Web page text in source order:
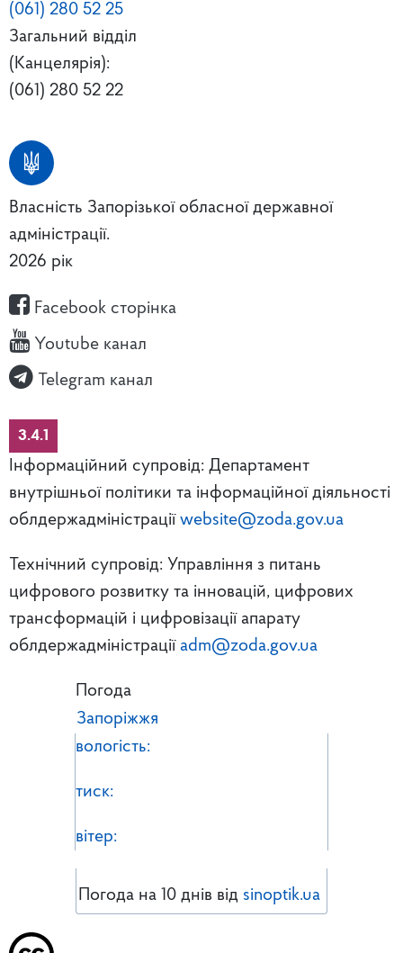
(061) 280 52 25
Загальний відділ
(Канцелярія):
(061) 280 52 22
Власність Запорізької обласної державної
адміністрації.
2026 рік
Facebook сторінка
Youtube канал
Telegram канал
3.4.1
Інформаційний супровід: Департамент
внутрішньої політики та інформаційної діяльності
облдержадміністрації website@zoda.gov.ua
Технічний супровід: Управління з питань
цифрового розвитку та інновацій, цифрових
трансформацій і цифровізації апарату
облдержадміністрації adm@zoda.gov.ua
Погода
Запоріжжя
вологість:
тиск:
вітер:
Погода на 10 днів від sinoptik.ua